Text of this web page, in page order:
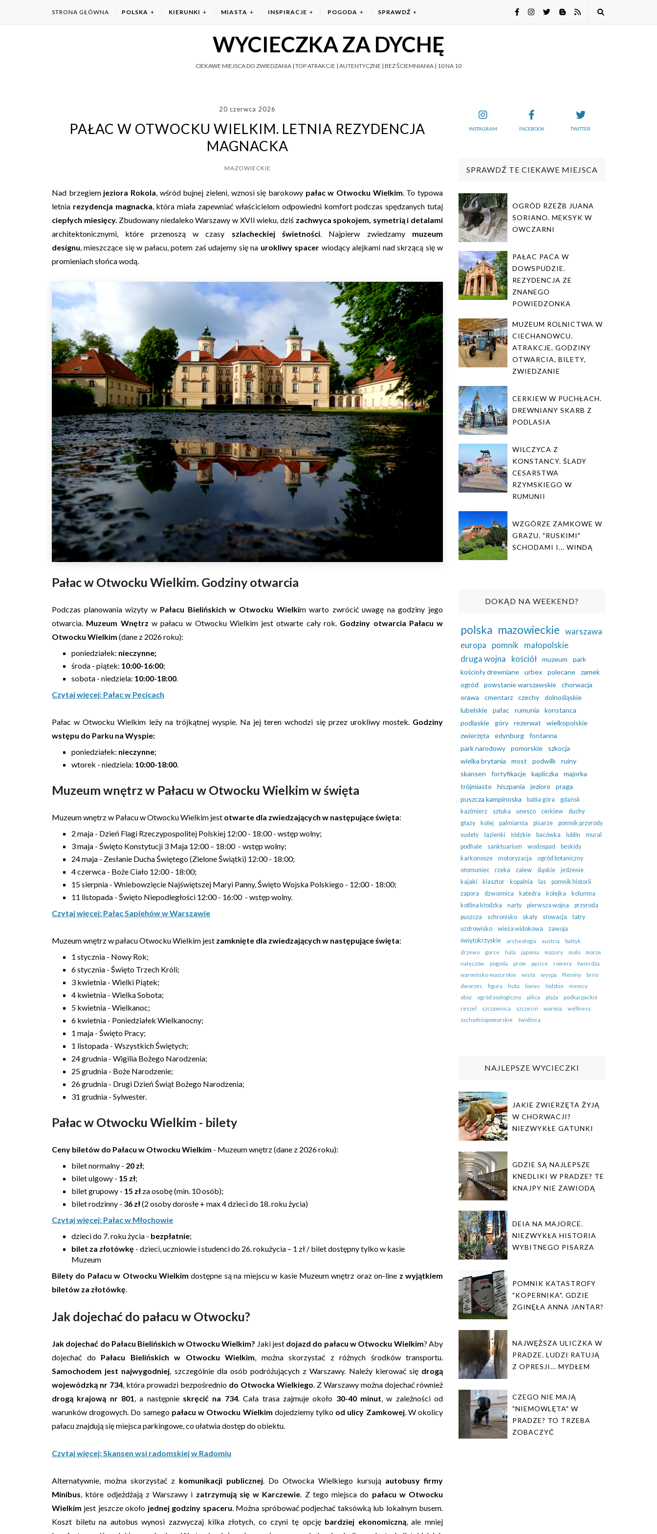
STRONA GŁÓWNA POLSKA KIERUNKI MIASTA INSPIRACJE POGODA SPRAWDŹ
WYCIECZKA ZA DYCHĘ
CIEKAWE MIEJSCA DO ZWIEDZANIA | TOP ATRAKCJE | AUTENTYCZNE | BEZ ŚCIEMNIANIA | 10 NA 10
20 czerwca 2026
PAŁAC W OTWOCKU WIELKIM. LETNIA REZYDENCJA
MAGNACKA
MAZOWIECKIE
Nad brzegiem jeziora Rokola, wśród bujnej zieleni, wznosi się barokowy pałac w Otwocku Wielkim. To typowa
letnia rezydencja magnacka, która miała zapewniać właścicielom odpowiedni komfort podczas spędzanych tutaj
ciepłych miesięcy. Zbudowany niedaleko Warszawy w XVII wieku, dziś zachwyca spokojem, symetrią i detalami
architektonicznymi, które przenoszą w czasy szlacheckiej świetności. Najpierw zwiedzamy muzeum
designu, mieszczące się w pałacu, potem zaś udajemy się na urokliwy spacer wiodący alejkami nad skrzącą się w
promieniach słońca wodą.
Pałac w Otwocku Wielkim. Godziny otwarcia
Podczas planowania wizyty w Pałacu Bielińskich w Otwocku Wielkim warto zwrócić uwagę na godziny jego
otwarcia. Muzeum Wnętrz w pałacu w Otwocku Wielkim jest otwarte cały rok. Godziny otwarcia Pałacu w
Otwocku Wielkim (dane z 2026 roku):
poniedziałek: nieczynne;
środa - piątek: 10:00-16:00;
sobota - niedziela: 10:00-18:00.
Czytaj więcej: Pałac w Pęcicach
Pałac w Otwocku Wielkim leży na trójkątnej wyspie. Na jej teren wchodzi się przez urokliwy mostek. Godziny
wstępu do Parku na Wyspie:
poniedziałek: nieczynne;
wtorek - niedziela: 10:00-18:00.
Muzeum wnętrz w Pałacu w Otwocku Wielkim w święta
Muzeum wnętrz w Pałacu w Otwocku Wielkim jest otwarte dla zwiedzających w następujące święta:
2 maja - Dzień Flagi Rzeczypospolitej Polskiej 12:00 - 18:00 - wstęp wolny;
3 maja - Święto Konstytucji 3 Maja 12:00 – 18:00 - wstęp wolny;
24 maja - Zesłanie Ducha Świętego (Zielone Świątki) 12:00 - 18:00;
4 czerwca - Boże Ciało 12:00 - 18:00;
15 sierpnia - Wniebowzięcie Najświętszej Maryi Panny, Święto Wojska Polskiego - 12:00 - 18:00;
11 listopada - Święto Niepodległości 12:00 - 16:00 - wstęp wolny.
Czytaj więcej: Pałac Sapiehów w Warszawie
Muzeum wnętrz w pałacu Otwocku Wielkim jest zamknięte dla zwiedzających w następujące święta:
1 stycznia - Nowy Rok;
6 stycznia - Święto Trzech Króli;
3 kwietnia - Wielki Piątek;
4 kwietnia - Wielka Sobota;
5 kwietnia - Wielkanoc;
6 kwietnia - Poniedziałek Wielkanocny;
1 maja - Święto Pracy;
1 listopada - Wszystkich Świętych;
24 grudnia - Wigilia Bożego Narodzenia;
25 grudnia - Boże Narodzenie;
26 grudnia - Drugi Dzień Świąt Bożego Narodzenia;
31 grudnia - Sylwester.
Pałac w Otwocku Wielkim - bilety
Ceny biletów do Pałacu w Otwocku Wielkim - Muzeum wnętrz (dane z 2026 roku):
bilet normalny - 20 zł;
bilet ulgowy - 15 zł;
bilet grupowy - 15 zł za osobę (min. 10 osób);
bilet rodzinny - 36 zł(2 osoby dorosłe + max 4 dzieci do 18. roku życia)
Czytaj więcej: Pałac w Młochowie
dzieci do 7. roku życia - bezpłatnie;
bilet za złotówkę - dzieci, uczniowie i studenci do 26. rokużycia – 1 zł / bilet dostępny tylko w kasie
Muzeum
Bilety do Pałacu w Otwocku Wielkim dostępne są na miejscu w kasie Muzeum wnętrz oraz on-line z wyjątkiem
biletów za złotówkę.
Jak dojechać do pałacu w Otwocku?
Jak dojechać do Pałacu Bielińskich w Otwocku Wielkim? Jaki jest dojazd do pałacu w Otwocku Wielkim? Aby
dojechać do Pałacu Bielińskich w Otwocku Wielkim, można skorzystać z różnych środków transportu.
Samochodem jest najwygodniej, szczególnie dla osób podróżujących z Warszawy. Należy kierować się drogą
wojewódzką nr 734, która prowadzi bezpośrednio do Otwocka Wielkiego. Z Warszawy można dojechać również
drogą krajową nr 801, a następnie skręcić na 734. Cała trasa zajmuje około 30-40 minut, w zależności od
warunków drogowych. Do samego pałacu w Otwocku Wielkim dojedziemy tylko od ulicy Zamkowej. W okolicy
pałacu znajdują się miejsca parkingowe, co ułatwia dostęp do obiektu.
Czytaj więcej: Skansen wsi radomskiej w Radomiu
Alternatywnie, można skorzystać z komunikacji publicznej. Do Otwocka Wielkiego kursują autobusy firmy
Minibus, które odjeżdżają z Warszawy i zatrzymują się w Karczewie. Z tego miejsca do pałacu w Otwocku
Wielkim jest jeszcze około jednej godziny spaceru. Można spróbować podjechać taksówką lub lokalnym busem.
Koszt biletu na autobus wynosi zazwyczaj kilka złotych, co czyni tę opcję bardziej ekonomiczną, ale mniej
INSTAGRAM FACEBOOK TWITTER
SPRAWDŹ TE CIEKAWE MIEJSCA
OGRÓD RZEŹB JUANA
SORIANO. MEKSYK W
OWCZARNI
PAŁAC PACA W
DOWSPUDZIE.
REZYDENCJA ZE
ZNANEGO
POWIEDZONKA
MUZEUM ROLNICTWA W
CIECHANOWCU.
ATRAKCJE, GODZINY
OTWARCIA, BILETY,
ZWIEDZANIE
CERKIEW W PUCHŁACH.
DREWNIANY SKARB Z
PODLASIA
WILCZYCA Z
KONSTANCY. ŚLADY
CESARSTWA
RZYMSKIEGO W
RUMUNII
WZGÓRZE ZAMKOWE W
GRAZU. "RUSKIMI"
SCHODAMI I... WINDĄ
DOKĄD NA WEEKEND?
polska mazowieckie warszawa
europa
pomnik
małopolskie
druga wojna
kościół muzeum
park
kościoły drewniane
urbex polecane
zamek
ogród
powstanie warszawskie
chorwacja
orawa
cmentarz czechy
dolnośląskie
lubelskie
pałac rumunia
konstanca
podlaskie
góry rezerwat
wielkopolskie
zwierzęta
edynburg
fontanna
park narodowy
pomorskie
szkocja
wielka brytania
most podwilk
ruiny
skansen
fortyfikacje kapliczka
majorka
trójmiasto
hiszpania jezioro
praga
puszcza kampinoska
babia góra
gdańsk
kazimierz
sztuka unesco cerkiew
duchy
głazy
kolej palmiarnia pisarze
pomnik przyrody
sudety
łazienki łódzkie bacówka lublin
mural
podhale
sanktuarium wodospad
beskidy
karkonosze
motoryzacja
ogród botaniczny
ołomuniec
rzeka zalew śląskie
jedzenie
kajaki
klasztor kopalnia las
pomnik historii
zapora
dzwonnica katedra kolejka
kolumna
kotlina kłodzka
narty pierwsza wojna
przyroda
puszcza
schronisko skały słowacja
tatry
uzdrowisko
wieża widokowa
zawoja
świętokrzyskie
archeologia austria
bałtyk
drzewo
gorce hala japonia mazury molo
morze
nałęczów
pogoda prom pęcice rowery
twierdza
warmińsko-mazurskie
wisła wyspa Pieniny
brno
dworzec
figura huta liwiec lódzkie
niemcy
obóz
ogród zoologiczny pilica plaża
podkarpackie
reszel
szczawnica szczecin warmia
wellness
zachodniopomorskie
świdnica
NAJLEPSZE WYCIECZKI
JAKIE ZWIERZĘTA ŻYJĄ
W CHORWACJI?
NIEZWYKŁE GATUNKI
GDZIE SĄ NAJLEPSZE
KNEDLIKI W PRADZE? TE
KNAJPY NIE ZAWIODĄ
DEIA NA MAJORCE.
NIEZWYKŁA HISTORIA
WYBITNEGO PISARZA
POMNIK KATASTROFY
"KOPERNIKA". GDZIE
ZGINĘŁA ANNA JANTAR?
NAJWĘŻSZA ULICZKA W
PRADZE. LUDZI RATUJĄ
Z OPRESJI... MYDŁEM
CZEGO NIE MAJĄ
"NIEMOWLĘTA" W
PRADZE? TO TRZEBA
ZOBACZYĆ